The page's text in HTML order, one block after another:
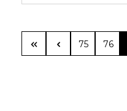
Seite
75 Seite
76